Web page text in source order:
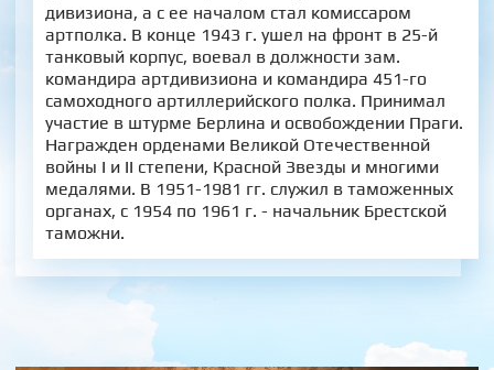
дивизиона, а с ее началом стал комиссаром
артполка. В конце 1943 г. ушел на фронт в 25-й
танковый корпус, воевал в должности зам.
командира артдивизиона и командира 451-го
самоходного артиллерийского полка. Принимал
участие в штурме Берлина и освобождении Праги.
Награжден орденами Великой Отечественной
войны I и II степени, Красной Звезды и многими
медалями. В 1951-1981 гг. служил в таможенных
органах, с 1954 по 1961 г. - начальник Брестской
таможни.